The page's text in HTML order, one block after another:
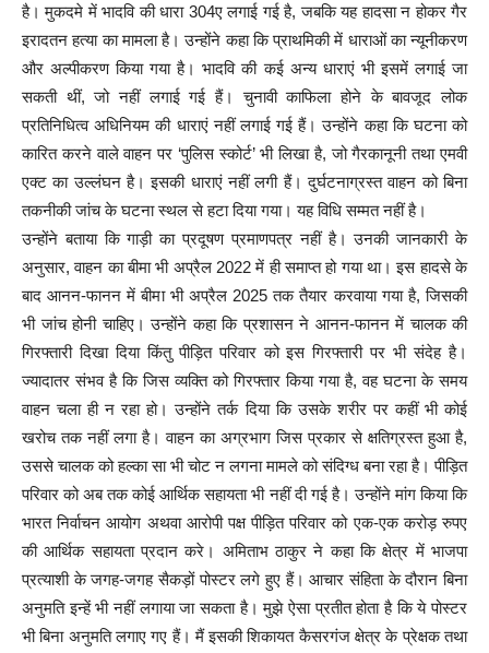
है। मुकदमे में भादवि की धारा 304ए लगाई गई है, जबकि यह हादसा न होकर गैर
इरादतन हत्या का मामला है। उन्होंने कहा कि प्राथमिकी में धाराओं का न्यूनीकरण
और अल्पीकरण किया गया है। भादवि की कई अन्य धाराएं भी इसमें लगाई जा
सकती थीं, जो नहीं लगाई गई हैं। चुनावी काफिला होने के बावजूद लोक
प्रतिनिधित्व अधिनियम की धाराएं नहीं लगाई गई हैं। उन्होंने कहा कि घटना को
कारित करने वाले वाहन पर ‘पुलिस स्कोर्ट’ भी लिखा है, जो गैरकानूनी तथा एमवी
एक्ट का उल्लंघन है। इसकी धाराएं नहीं लगी हैं। दुर्घटनाग्रस्त वाहन को बिना
तकनीकी जांच के घटना स्थल से हटा दिया गया। यह विधि सम्मत नहीं है।
उन्होंने बताया कि गाड़ी का प्रदूषण प्रमाणपत्र नहीं है। उनकी जानकारी के
अनुसार, वाहन का बीमा भी अप्रैल 2022 में ही समाप्त हो गया था। इस हादसे के
बाद आनन-फानन में बीमा भी अप्रैल 2025 तक तैयार करवाया गया है, जिसकी
भी जांच होनी चाहिए। उन्होंने कहा कि प्रशासन ने आनन-फानन में चालक की
गिरफ्तारी दिखा दिया किंतु पीड़ित परिवार को इस गिरफ्तारी पर भी संदेह है।
ज्यादातर संभव है कि जिस व्यक्ति को गिरफ्तार किया गया है, वह घटना के समय
वाहन चला ही न रहा हो। उन्होंने तर्क दिया कि उसके शरीर पर कहीं भी कोई
खरोच तक नहीं लगा है। वाहन का अग्रभाग जिस प्रकार से क्षतिग्रस्त हुआ है,
उससे चालक को हल्का सा भी चोट न लगना मामले को संदिग्ध बना रहा है। पीड़ित
परिवार को अब तक कोई आर्थिक सहायता भी नहीं दी गई है। उन्होंने मांग किया कि
भारत निर्वाचन आयोग अथवा आरोपी पक्ष पीड़ित परिवार को एक-एक करोड़ रुपए
की आर्थिक सहायता प्रदान करे। अमिताभ ठाकुर ने कहा कि क्षेत्र में भाजपा
प्रत्याशी के जगह-जगह सैकड़ों पोस्टर लगे हुए हैं। आचार संहिता के दौरान बिना
अनुमति इन्हें भी नहीं लगाया जा सकता है। मुझे ऐसा प्रतीत होता है कि ये पोस्टर
भी बिना अनुमति लगाए गए हैं। मैं इसकी शिकायत कैसरगंज क्षेत्र के प्रेक्षक तथा